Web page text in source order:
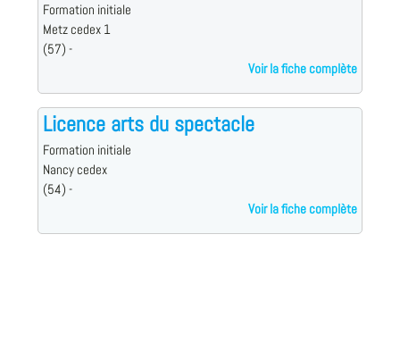
Formation initiale
Metz cedex 1
(57) -
Voir la fiche complète
Licence arts du spectacle
Formation initiale
Nancy cedex
(54) -
Voir la fiche complète